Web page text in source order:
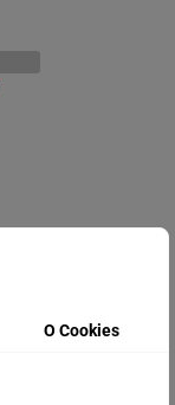
O Cookies